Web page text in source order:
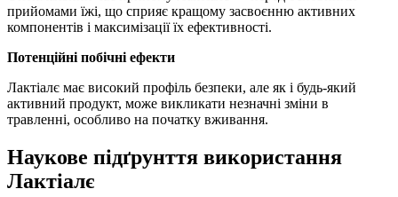
прийомами їжі, що сприяє кращому засвоєнню активних
компонентів і максимізації їх ефективності.
Потенційні побічні ефекти
Лактіалє має високий профіль безпеки, але як і будь-який
активний продукт, може викликати незначні зміни в
травленні, особливо на початку вживання.
Наукове підґрунття використання
Лактіалє